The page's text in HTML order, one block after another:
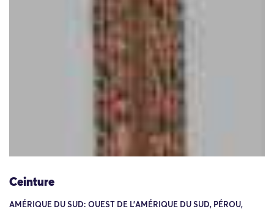
Ceinture
AMÉRIQUE DU SUD: OUEST DE L'AMÉRIQUE DU SUD, PÉROU,